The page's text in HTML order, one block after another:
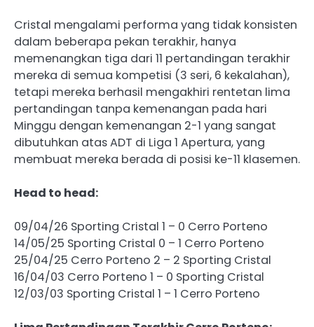
Cristal mengalami performa yang tidak konsisten
dalam beberapa pekan terakhir, hanya
memenangkan tiga dari 11 pertandingan terakhir
mereka di semua kompetisi (3 seri, 6 kekalahan),
tetapi mereka berhasil mengakhiri rentetan lima
pertandingan tanpa kemenangan pada hari
Minggu dengan kemenangan 2-1 yang sangat
dibutuhkan atas ADT di Liga 1 Apertura, yang
membuat mereka berada di posisi ke-11 klasemen.
Head to head:
09/04/26 Sporting Cristal 1 – 0 Cerro Porteno
14/05/25 Sporting Cristal 0 – 1 Cerro Porteno
25/04/25 Cerro Porteno 2 – 2 Sporting Cristal
16/04/03 Cerro Porteno 1 – 0 Sporting Cristal
12/03/03 Sporting Cristal 1 – 1 Cerro Porteno